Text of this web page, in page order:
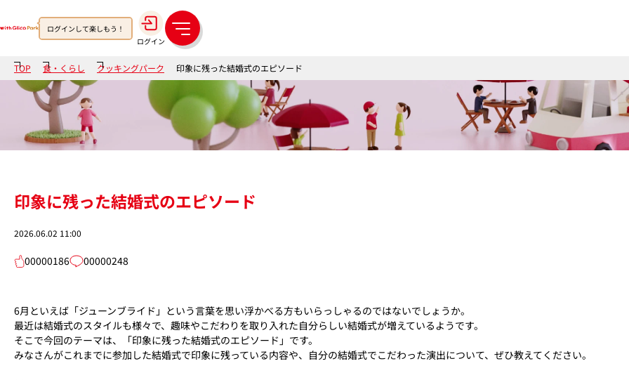
ログインして楽しもう！
ログイン
メ
ニ
ュ
ー
TOP 食・くらし クッキングパーク 印象に残った結婚式のエピソード
印象に残った結婚式のエピソード
2026.06.02 11:00
00000186 00000248
6月といえば「ジューンブライド」という言葉を思い浮かべる方もいらっしゃるのではないでしょうか。
最近は結婚式のスタイルも様々で、趣味やこだわりを取り入れた自分らしい結婚式が増えているようです。
そこで今回のテーマは、「印象に残った結婚式のエピソード」です。
みなさんがこれまでに参加した結婚式で印象に残っている内容や、自分の結婚式でこだわった演出について、ぜひ教えてください。